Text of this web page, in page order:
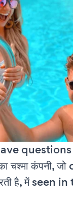
questions
चश्मा कंपनी,
है, में seen